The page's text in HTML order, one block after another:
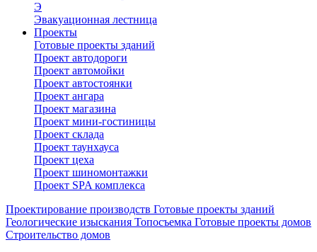
Э
Эвакуационная лестница
Проекты
Готовые проекты зданий
Проект автодороги
Проект автомойки
Проект автостоянки
Проект ангара
Проект магазина
Проект мини-гостиницы
Проект склада
Проект таунхауса
Проект цеха
Проект шиномонтажки
Проект SPA комплекса
Проектирование производств Готовые проекты зданий
Геологические изыскания Топосъемка Готовые проекты домов
Строительство домов